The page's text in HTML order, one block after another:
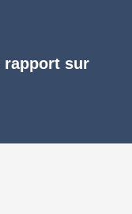
rapport sur